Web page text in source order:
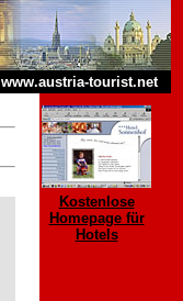
www.austria-tourist.net
Kostenlose
Homepage für
Hotels